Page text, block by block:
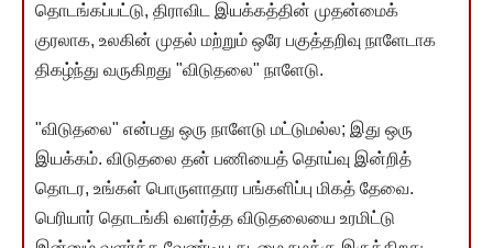
தொடங்கப்பட்டு, திராவிட இயக்கத்தின் முதன்மைக்
குரலாக, உலகின் முதல் மற்றும் ஒரே பகுத்தறிவு நாளேடாக
திகழ்ந்து வருகிறது "விடுதலை" நாளேடு.
"விடுதலை" என்பது ஒரு நாளேடு மட்டுமல்ல; இது ஒரு
இயக்கம். விடுதலை தன் பணியைத் தொய்வு இன்றித்
தொடர, உங்கள் பொருளாதார பங்களிப்பு மிகத் தேவை.
பெரியார் தொடங்கி வளர்த்த விடுதலையை உரமிட்டு